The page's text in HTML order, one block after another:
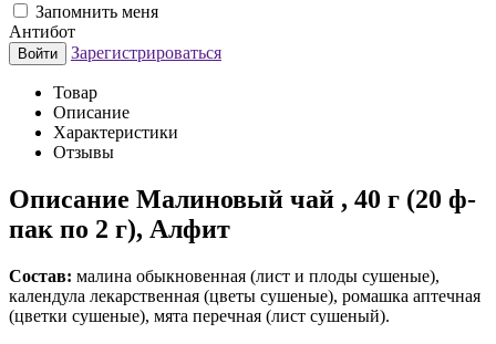
Запомнить меня
Антибот
Войти Зарегистрироваться
Товар
Описание
Характеристики
Отзывы
Описание Малиновый чай , 40 г (20 ф-
пак по 2 г), Алфит
Состав: малина обыкновенная (лист и плоды сушеные),
календула лекарственная (цветы сушеные), ромашка аптечная
(цветки сушеные), мята перечная (лист сушеный).